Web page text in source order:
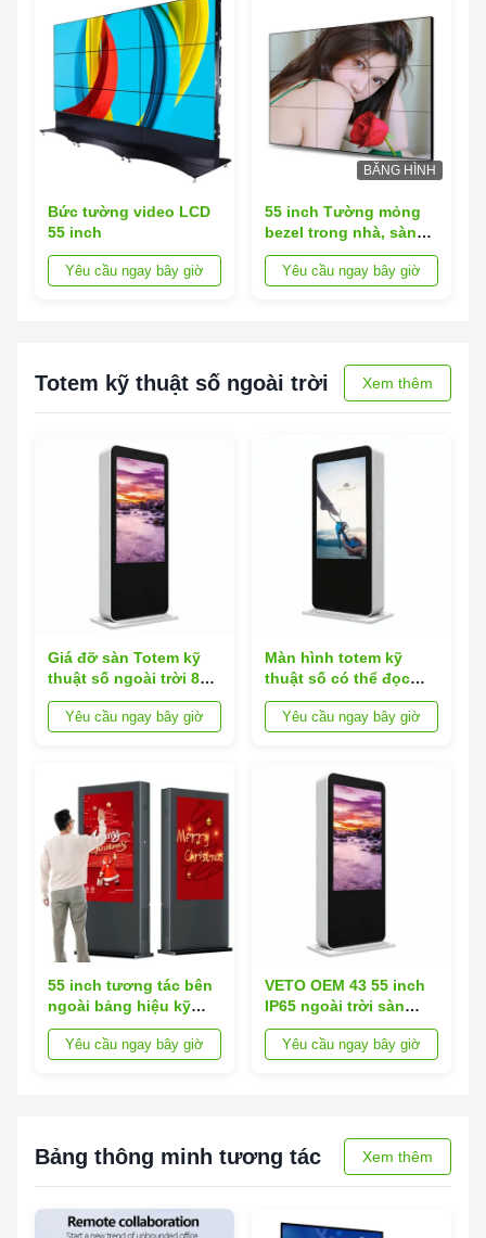
Bức tường video LCD
55 inch
Yêu cầu ngay bây giờ
BĂNG HÌNH
55 inch Tường mỏng
bezel trong nhà, sàn
trưng bày hẹp
Yêu cầu ngay bây giờ
Totem kỹ thuật số ngoài trời Xem thêm
Giá đỡ sàn Totem kỹ
thuật số ngoài trời 85
inch
Yêu cầu ngay bây giờ
Màn hình totem kỹ
thuật số có thể đọc
ánh sáng mặt trời
Yêu cầu ngay bây giờ
55 inch tương tác bên
ngoài bảng hiệu kỹ
thuật số Totem siêu
sáng không thấm
Yêu cầu ngay bây giờ
VETO OEM 43 55 inch
IP65 ngoài trời sàn
đứng Kiosk chống
nước LCD quảng cáo
Yêu cầu ngay bây giờ
Bảng thông minh tương tác Xem thêm